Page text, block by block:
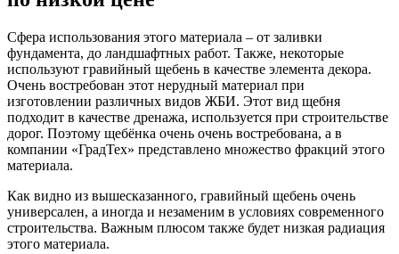
Сфера использования этого материала – от заливки
фундамента, до ландшафтных работ. Также, некоторые
используют гравийный щебень в качестве элемента декора.
Очень востребован этот нерудный материал при
изготовлении различных видов ЖБИ. Этот вид щебня
подходит в качестве дренажа, используется при строительстве
дорог. Поэтому щебёнка очень очень востребована, а в
компании «ГрадТех» представлено множество фракций этого
материала.
Как видно из вышесказанного, гравийный щебень очень
универсален, а иногда и незаменим в условиях современного
строительства. Важным плюсом также будет низкая радиация
этого материала.